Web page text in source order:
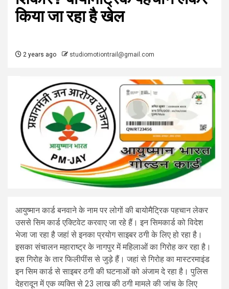
किया जा रहा है खेल
2 years ago studiomotiontrail@gmail.com
आयुष्मान कार्ड बनवाने के नाम पर लोगों की बायोमैट्रिक पहचान लेकर
उससे सिम कार्ड एक्टिवेट करवाए जा रहे हैं। इन सिमकार्ड को विदेश
भेजा जा रहा है जहां से इनका प्रयोग साइबर ठगी के लिए हो रहा है।
इसका संचालन महाराष्ट्र के नागपुर में महिलाओं का गिरोह कर रहा है।
इस गिरोह के तार फिलीपींस से जुड़े हैं। जहां से गिरोह का मास्टरमाइंड
इन सिम कार्ड से साइबर ठगी की घटनाओं को अंजाम दे रहा है। पुलिस
देहरादून में एक व्यक्ति से 23 लाख की ठगी मामले की जांच के लिए